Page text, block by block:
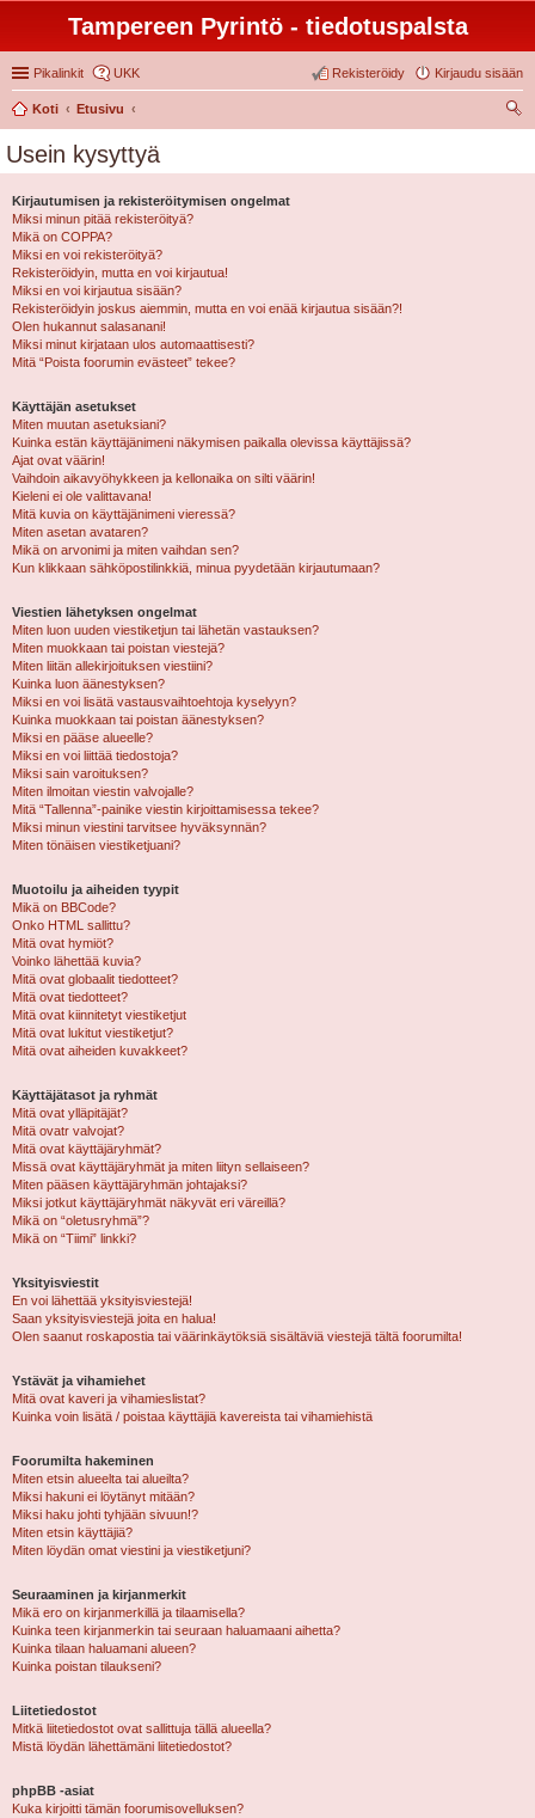
Tampereen Pyrintö - tiedotuspalsta
Pikalinkit UKK Kirjaudu sisään
Rekisteröidy
Koti
Etusivu
Usein kysyttyä
Kirjautumisen ja rekisteröitymisen ongelmat
Miksi minun pitää rekisteröityä?
Mikä on COPPA?
Miksi en voi rekisteröityä?
Rekisteröidyin, mutta en voi kirjautua!
Miksi en voi kirjautua sisään?
Rekisteröidyin joskus aiemmin, mutta en voi enää kirjautua sisään?!
Olen hukannut salasanani!
Miksi minut kirjataan ulos automaattisesti?
Mitä “Poista foorumin evästeet” tekee?
Käyttäjän asetukset
Miten muutan asetuksiani?
Kuinka estän käyttäjänimeni näkymisen paikalla olevissa käyttäjissä?
Ajat ovat väärin!
Vaihdoin aikavyöhykkeen ja kellonaika on silti väärin!
Kieleni ei ole valittavana!
Mitä kuvia on käyttäjänimeni vieressä?
Miten asetan avataren?
Mikä on arvonimi ja miten vaihdan sen?
Kun klikkaan sähköpostilinkkiä, minua pyydetään kirjautumaan?
Viestien lähetyksen ongelmat
Miten luon uuden viestiketjun tai lähetän vastauksen?
Miten muokkaan tai poistan viestejä?
Miten liitän allekirjoituksen viestiini?
Kuinka luon äänestyksen?
Miksi en voi lisätä vastausvaihtoehtoja kyselyyn?
Kuinka muokkaan tai poistan äänestyksen?
Miksi en pääse alueelle?
Miksi en voi liittää tiedostoja?
Miksi sain varoituksen?
Miten ilmoitan viestin valvojalle?
Mitä “Tallenna”-painike viestin kirjoittamisessa tekee?
Miksi minun viestini tarvitsee hyväksynnän?
Miten tönäisen viestiketjuani?
Muotoilu ja aiheiden tyypit
Mikä on BBCode?
Onko HTML sallittu?
Mitä ovat hymiöt?
Voinko lähettää kuvia?
Mitä ovat globaalit tiedotteet?
Mitä ovat tiedotteet?
Mitä ovat kiinnitetyt viestiketjut
Mitä ovat lukitut viestiketjut?
Mitä ovat aiheiden kuvakkeet?
Käyttäjätasot ja ryhmät
Mitä ovat ylläpitäjät?
Mitä ovatr valvojat?
Mitä ovat käyttäjäryhmät?
Missä ovat käyttäjäryhmät ja miten liityn sellaiseen?
Miten pääsen käyttäjäryhmän johtajaksi?
Miksi jotkut käyttäjäryhmät näkyvät eri väreillä?
Mikä on “oletusryhmä”?
Mikä on “Tiimi” linkki?
Yksityisviestit
En voi lähettää yksityisviestejä!
Saan yksityisviestejä joita en halua!
Olen saanut roskapostia tai väärinkäytöksiä sisältäviä viestejä tältä foorumilta!
Ystävät ja vihamiehet
Mitä ovat kaveri ja vihamieslistat?
Kuinka voin lisätä / poistaa käyttäjiä kavereista tai vihamiehistä
Foorumilta hakeminen
Miten etsin alueelta tai alueilta?
Miksi hakuni ei löytänyt mitään?
Miksi haku johti tyhjään sivuun!?
Miten etsin käyttäjiä?
Miten löydän omat viestini ja viestiketjuni?
Seuraaminen ja kirjanmerkit
Mikä ero on kirjanmerkillä ja tilaamisella?
Kuinka teen kirjanmerkin tai seuraan haluamaani aihetta?
Kuinka tilaan haluamani alueen?
Kuinka poistan tilaukseni?
Liitetiedostot
Mitkä liitetiedostot ovat sallittuja tällä alueella?
Mistä löydän lähettämäni liitetiedostot?
phpBB -asiat
Kuka kirjoitti tämän foorumisovelluksen?